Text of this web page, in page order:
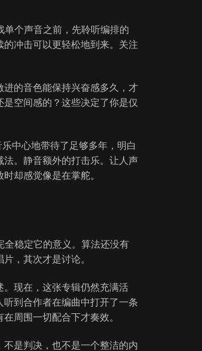
个声音之前，先聆听编排的
冲击可以更轻松地到来。关注
的音色能保持兴奋感多久，才
空间感的？这些决定了你是仅
中心地带待了足够多年，明白
。静音额外的打击乐。让人声
却感觉像是在掌舵。
稳定它的意义。算法还没有
，其次才是讨论。
现在，这张专辑仍然充满活
到合作者在编曲中打开了一条
周围一切配合下才奏效。
是判决，也不是一个整洁的内